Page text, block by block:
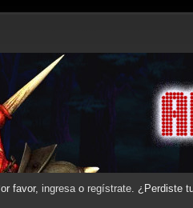
favor, ingresao regístrate. ¿Perdiste